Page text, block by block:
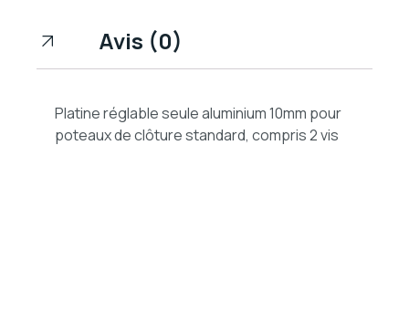
Avis (0)
Platine réglable seule aluminium 10mm pour
poteaux de clôture standard, compris 2 vis